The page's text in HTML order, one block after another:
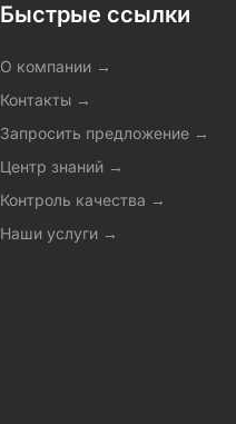
Быстрые ссылки
О компании →
Контакты →
Запросить предложение →
Центр знаний →
Контроль качества →
Наши услуги →